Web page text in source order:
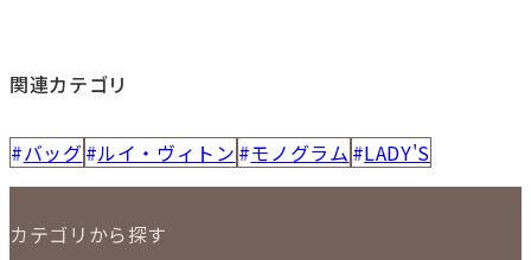
関連カテゴリ
バッグ ルイ・ヴィトン モノグラム LADY'S
カテゴリから探す